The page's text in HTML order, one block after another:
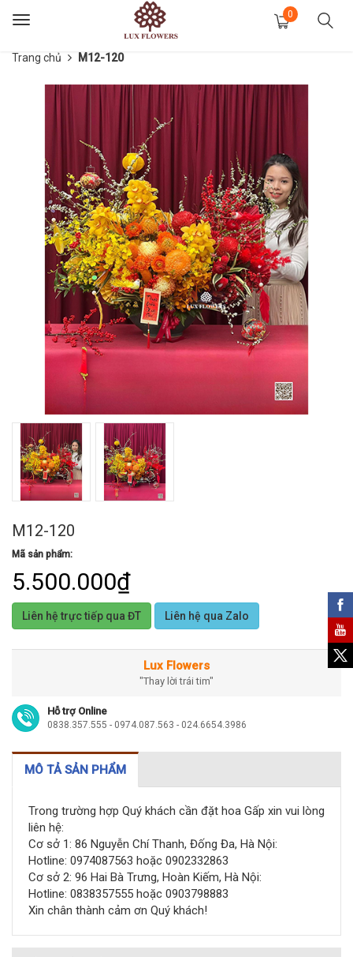
Toggle
0
Trang chủ M12-120
M12-120
Mã sản phẩm:
5.500.000₫
Liên hệ trực tiếp qua ĐT Liên hệ qua Zalo
Lux Flowers
"Thay lời trái tim"
Hỗ trợ Online
0838.357.555 - 0974.087.563 - 024.6654.3986
MÔ TẢ SẢN PHẨM
Trong trường hợp Quý khách cần đặt hoa Gấp xin vui lòng
liên hệ:
Cơ sở 1: 86 Nguyễn Chí Thanh, Đống Đa, Hà Nội:
Hotline: 0974087563 hoặc 0902332863
Cơ sở 2: 96 Hai Bà Trưng, Hoàn Kiếm, Hà Nội:
Hotline: 0838357555 hoặc 0903798883
Xin chân thành cảm ơn Quý khách!